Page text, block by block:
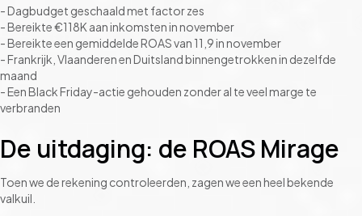
- Dagbudget geschaald met factor zes
- Bereikte €118K aan inkomsten in november
- Bereikte een gemiddelde ROAS van 11,9 in november
- Frankrijk, Vlaanderen en Duitsland binnengetrokken in dezelfde
maand
- Een Black Friday-actie gehouden zonder al te veel marge te
verbranden
De uitdaging: de ROAS Mirage
Toen we de rekening controleerden, zagen we een heel bekende
valkuil.